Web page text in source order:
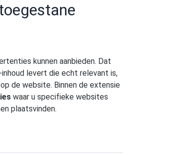
kunnen aanbieden. Dat
levert die echt relevant is,
de website. Binnen de extensie
waar u specifieke websites
plaatsvinden.